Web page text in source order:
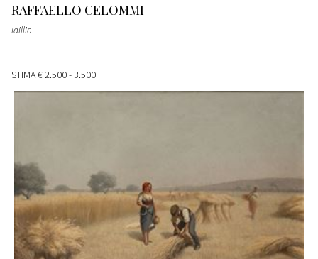
RAFFAELLO CELOMMI
Idillio
STIMA€ 2.500 - 3.500